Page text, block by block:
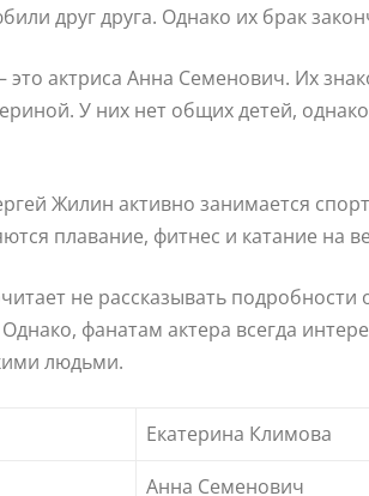
друг друга. Однако их брак
актриса Анна Семенович. Их
У них нет общих детей,
Жилин активно занимается
плавание, фитнес и катание на
не рассказывать
фанатам актера всегда
людьми.
Екатерина Климова
Анна Семенович